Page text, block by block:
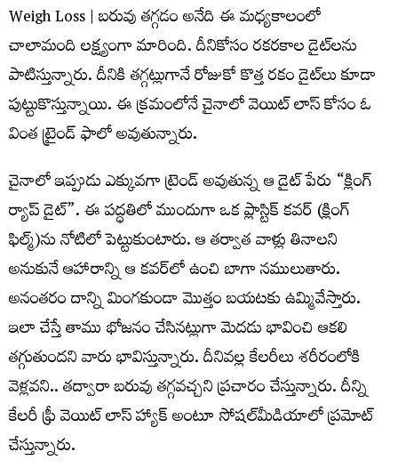
Weigh Loss | బరువు తగ్గడం అనేది ఈ మధ్యకాలంలో
చాలామంది లక్ష్యంగా మారింది. దీనికోసం రకరకాల డైట్‌లను
పాటిస్తున్నారు. దీనికి తగ్గట్లుగానే రోజుకో కొత్త రకం డైట్‌లు కూడా
పుట్టుకొస్తున్నాయి. ఈ క్రమంలోనే చైనాలో వెయిట్ లాస్‌ కోసం ఓ
వింత ట్రైండ్ ఫాలో అవుతున్నారు.
చైనాలో ఇప్పుడు ఎక్కువగా ట్రెండ్ అవుతున్న ఆ డైట్ పేరు “క్లింగ్
ర్యాప్ డైట్”. ఈ పద్ధతిలో ముందుగా ఒక ప్లాస్టిక్ కవర్ (క్లింగ్
ఫిల్మ్)ను నోటిలో పెట్టుకుంటారు. ఆ తర్వాత వాళ్లు తినాలని
అనుకునే ఆహారాన్ని ఆ కవర్‌లో ఉంచి బాగా నములుతారు.
అనంతరం దాన్ని మింగకుండా మొత్తం బయటకు ఉమ్మివేస్తారు.
ఇలా చేస్తే తాము భోజనం చేసినట్లుగా మెదడు భావించి ఆకలి
తగ్గుతుందని వారు భావిస్తున్నారు. దీనివల్ల కేలరీలు శరీరంలోకి
వెళ్లవని.. తద్వారా బరువు తగ్గవచ్చని ప్రచారం చేస్తున్నారు. దీన్ని
కేలరీ ఫ్రీ వెయిట్ లాస్ హ్యాక్ అంటూ సోషల్‌మీడియాలో ప్రమోట్
చేస్తున్నారు.